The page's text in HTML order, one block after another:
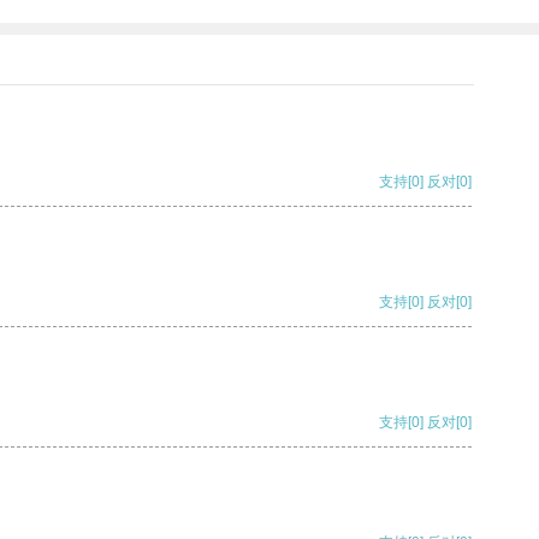
支持[0] 反对[0]
支持[0] 反对[0]
支持[0] 反对[0]